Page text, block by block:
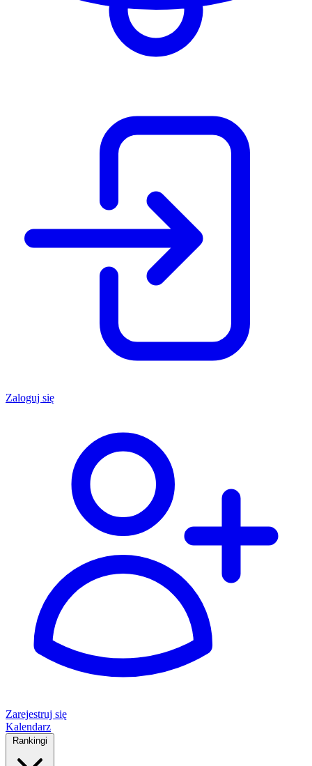
Zaloguj się
Zarejestruj się
Kalendarz
Rankingi